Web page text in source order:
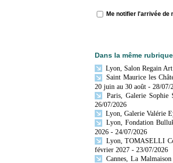
Me notifier l'arrivée de
Dans la même
Lyon, Salon Regain
Saint Maurice les
20 juin au 30 août - 28/07/
Paris, Galerie Sophie
26/07/2026
Lyon, Galerie Valérie
Lyon, Fondation
2026 - 24/07/2026
Lyon, TOMASELLI
février 2027 - 23/07/2026
Cannes, La